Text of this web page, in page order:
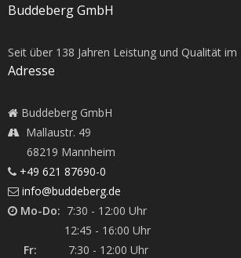
Buddeberg GmbH
Seit über 138 Jahren Leistung und Qualität im
Adresse
Buddeberg GmbH
Mallaustr. 49
68219 Mannheim
+49 621 87690-0
info@buddeberg.de
Mo-Do: 7:30 - 12:00 Uhr
12:45 - 16:00 Uhr
Fr: 7:30 - 12:00 Uhr